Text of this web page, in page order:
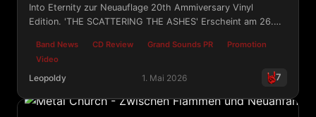
Into Eternity zur Neuauflage 20th Ammiversary Vinyl
Edition. 'THE SCATTERING THE ASHES' Erscheint am 26.
Band News CD Review Grand Sounds PR
Promotion
Video
Leopoldy 1. Mai 2026 7
Grand Sounds PR - Into Eternity zur Neuauflage 20th